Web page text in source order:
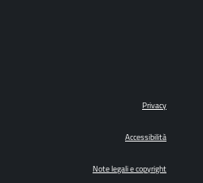
Privacy
Accessibilità
Note legali e copyright